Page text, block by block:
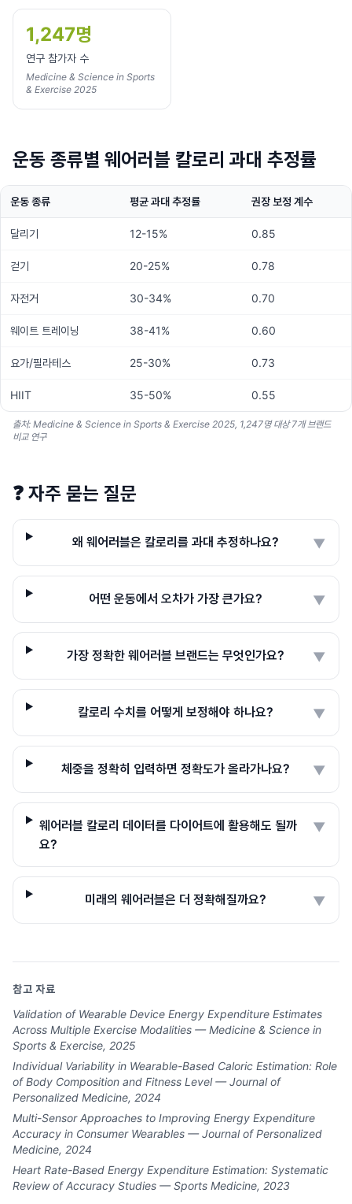
1,247명
연구 참가자 수
Medicine & Science in Sports
& Exercise 2025
운동 종류별 웨어러블 칼로리 과대 추정률
운동 종류 평균 과대 추정률 권장 보정 계수
달리기 12-15% 0.85
걷기 20-25% 0.78
자전거 30-34% 0.70
웨이트 트레이닝 38-41% 0.60
요가/필라테스 25-30% 0.73
HIIT 35-50% 0.55
출처: Medicine & Science in Sports & Exercise 2025, 1,247명 대상 7개 브랜드
비교 연구
❓ 자주 묻는 질문
왜 웨어러블은 칼로리를 과대 추정하나요? ▼
어떤 운동에서 오차가 가장 큰가요? ▼
가장 정확한 웨어러블 브랜드는 무엇인가요? ▼
칼로리 수치를 어떻게 보정해야 하나요? ▼
체중을 정확히 입력하면 정확도가 올라가나요? ▼
웨어러블 칼로리 데이터를 다이어트에 활용해도 될까
요?
▼
미래의 웨어러블은 더 정확해질까요? ▼
참고 자료
Validation of Wearable Device Energy Expenditure Estimates
Across Multiple Exercise Modalities — Medicine & Science in
Sports & Exercise, 2025
Individual Variability in Wearable-Based Caloric Estimation: Role
of Body Composition and Fitness Level — Journal of
Personalized Medicine, 2024
Multi-Sensor Approaches to Improving Energy Expenditure
Accuracy in Consumer Wearables — Journal of Personalized
Medicine, 2024
Heart Rate-Based Energy Expenditure Estimation: Systematic
Review of Accuracy Studies — Sports Medicine, 2023